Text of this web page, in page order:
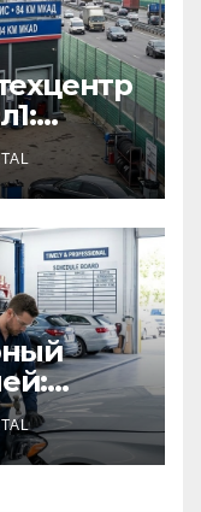
работ